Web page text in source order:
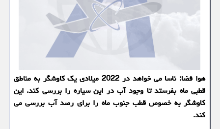
هوا فضا: ناسا می خواهد در 2022 میلادی یك كاوشگر به مناطق
قطبی ماه بفرستد تا وجود آب در این سیاره را بررسی كند. این
كاوشگر به خصوص قطب جنوب ماه را برای رصد آب بررسی می
كند.